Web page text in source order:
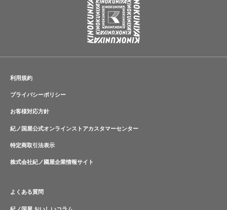
利用規約
プライバシーポリシー
お客様対応方針
紀ノ国屋公式オンラインストアカスタマーセンター
特定商取引法表示
株式会社紀ノ國屋企業情報サイト
よくある質問